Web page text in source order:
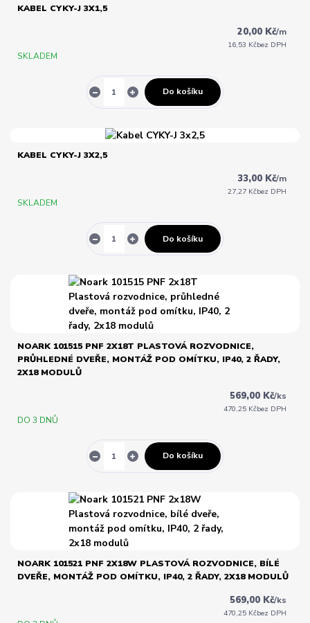
KABEL CYKY-J 3X1,5
20,00 Kč/m
16,53 Kčbez DPH
SKLADEM
Do košíku
KABEL CYKY-J 3X2,5
33,00 Kč/m
27,27 Kčbez DPH
SKLADEM
Do košíku
NOARK 101515 PNF 2X18T PLASTOVÁ ROZVODNICE,
PRŮHLEDNÉ DVEŘE, MONTÁŽ POD OMÍTKU, IP40, 2 ŘADY,
2X18 MODULŮ
569,00 Kč/ks
470,25 Kčbez DPH
DO 3 DNŮ
Do košíku
NOARK 101521 PNF 2X18W PLASTOVÁ ROZVODNICE, BÍLÉ
DVEŘE, MONTÁŽ POD OMÍTKU, IP40, 2 ŘADY, 2X18 MODULŮ
569,00 Kč/ks
470,25 Kčbez DPH